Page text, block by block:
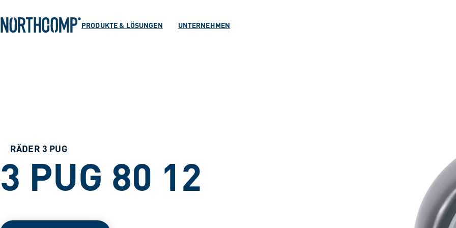
Zur Navigation springen
PRODUKTE & LÖSUNGEN UNTERNEHMEN
RÄDER 3 PUG
3 PUG 80 12